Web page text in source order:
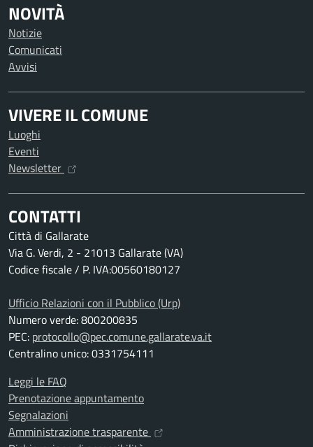
NOVITÀ
Notizie
Comunicati
Avvisi
VIVERE IL COMUNE
Luoghi
Eventi
Newsletter
CONTATTI
Città di Gallarate
Via G. Verdi, 2 - 21013 Gallarate (VA)
Codice fiscale / P. IVA:00560180127
Ufficio Relazioni con il Pubblico (Urp)
Numero verde: 800200835
PEC: protocollo@pec.comune.gallarate.va.it
Centralino unico: 0331754111
Leggi le FAQ
Prenotazione appuntamento
Segnalazioni
Amministrazione trasparente